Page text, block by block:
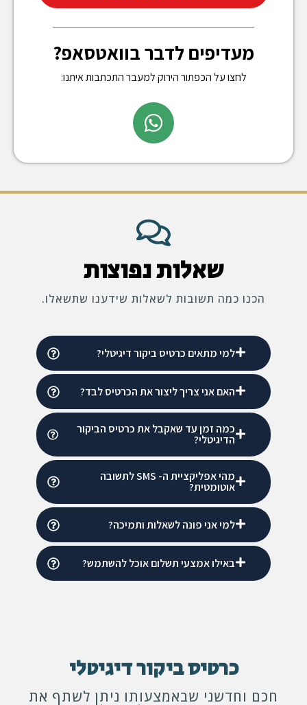
מעדיפים לדבר בוואטסאפ?
לחצו על הכפתור הירוק למעבר התכתבות איתנו:
שאלות נפוצות
הכנו כמה תשובות לשאלות שידענו שתשאלו.
למי מתאים כרטיס ביקור דיגיטלי?
האם אני צריך ליצור את הכרטיס לבד?
כמה זמן עד שאקבל את כרטיס הביקור
הדיגיטלי?
מהי אפליקציית ה- SMS לתשובה
אוטומטית?
למי אני פונה לשאלות ותמיכה?
באילו אמצעי תשלום אוכל להשתמש?
כרטיס ביקור דיגיטלי
חכם וחדשני שבאמצעותו ניתן לשתף את